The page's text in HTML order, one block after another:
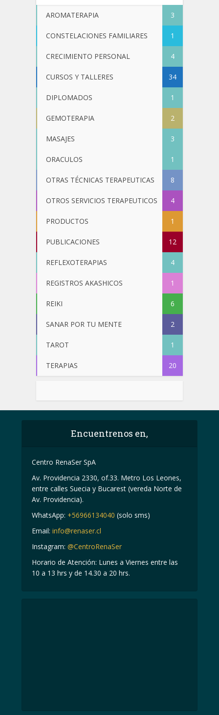
AROMATERAPIA 3
CONSTELACIONES FAMILIARES 1
CRECIMIENTO PERSONAL 4
CURSOS Y TALLERES 34
DIPLOMADOS 1
GEMOTERAPIA 2
MASAJES 3
ORACULOS 1
OTRAS TÉCNICAS TERAPEUTICAS 8
OTROS SERVICIOS TERAPEUTICOS 4
PRODUCTOS 1
PUBLICACIONES 12
REFLEXOTERAPIAS 4
REGISTROS AKASHICOS 1
REIKI 6
SANAR POR TU MENTE 2
TAROT 1
TERAPIAS 20
Encuentrenos en,
Centro RenaSer SpA
Av. Providencia 2330, of.33. Metro Los Leones,
entre calles Suecia y Bucarest (vereda Norte de
Av. Providencia).
WhatsApp: +56966134040 (solo sms)
Email: info@renaser.cl
Instagram: @CentroRenaSer
Horario de Atención: Lunes a Viernes entre las
10 a 13 hrs y de 14.30 a 20 hrs.